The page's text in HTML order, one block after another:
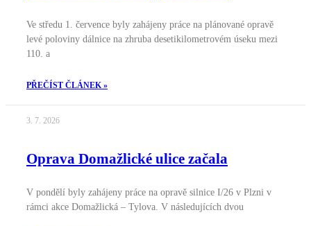
Ve středu 1. července byly zahájeny práce na plánované opravě
levé poloviny dálnice na zhruba desetikilometrovém úseku mezi
110. a
PŘEČÍST ČLÁNEK »
3. 7. 2026
Oprava Domažlické ulice začala
V pondělí byly zahájeny práce na opravě silnice I/26 v Plzni v
rámci akce Domažlická – Tylova. V následujících dvou